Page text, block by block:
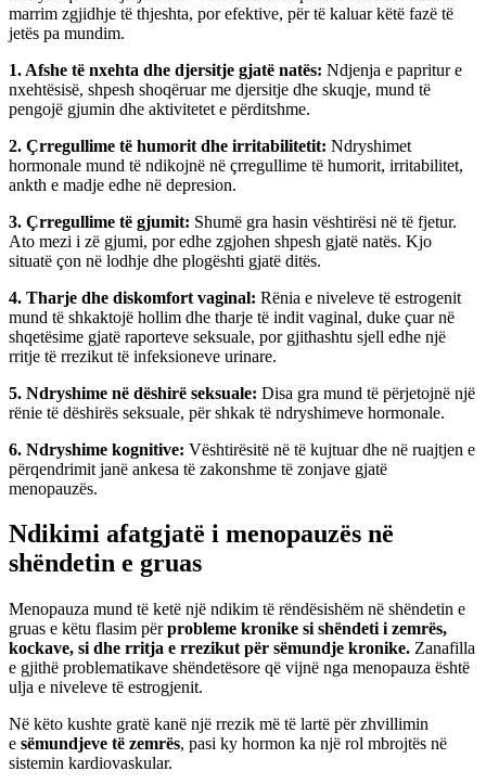
marrim zgjidhje të thjeshta, por efektive, për të kaluar këtë fazë të
jetës pa mundim.
1. Afshe të nxehta dhe djersitje gjatë natës: Ndjenja e papritur e
nxehtësisë, shpesh shoqëruar me djersitje dhe skuqje, mund të
pengojë gjumin dhe aktivitetet e përditshme.
2. Çrregullime të humorit dhe irritabilitetit: Ndryshimet
hormonale mund të ndikojnë në çrregullime të humorit, irritabilitet,
ankth e madje edhe në depresion.
3. Çrregullime të gjumit: Shumë gra hasin vështirësi në të fjetur.
Ato mezi i zë gjumi, por edhe zgjohen shpesh gjatë natës. Kjo
situatë çon në lodhje dhe plogështi gjatë ditës.
4. Tharje dhe diskomfort vaginal: Rënia e niveleve të estrogenit
mund të shkaktojë hollim dhe tharje të indit vaginal, duke çuar në
shqetësime gjatë raporteve seksuale, por gjithashtu sjell edhe një
rritje të rrezikut të infeksioneve urinare.
5. Ndryshime në dëshirë seksuale: Disa gra mund të përjetojnë një
rënie të dëshirës seksuale, për shkak të ndryshimeve hormonale.
6. Ndryshime kognitive: Vështirësitë në të kujtuar dhe në ruajtjen e
përqendrimit janë ankesa të zakonshme të zonjave gjatë
menopauzës.
Ndikimi afatgjatë i menopauzës në
shëndetin e gruas
Menopauza mund të ketë një ndikim të rëndësishëm në shëndetin e
gruas e këtu flasim përprobleme kronike si shëndeti i zemrës,
kockave, si dhe rritja e rrezikut për sëmundje kronike. Zanafilla
e gjithë problematikave shëndetësore që vijnë nga menopauza është
ulja e niveleve të estrogjenit.
Në këto kushte gratë kanë një rrezik më të lartë për zhvillimin
e sëmundjeve të zemrës, pasi ky hormon ka një rol mbrojtës në
sistemin kardiovaskular.